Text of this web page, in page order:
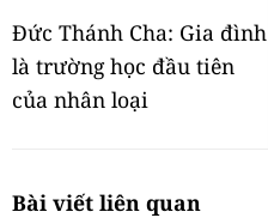
Đức Thánh Cha: Gia đình
là trường học đầu tiên
của nhân loại
Bài viết liên quan